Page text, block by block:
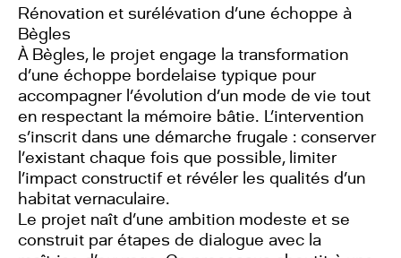
Rénovation et surélévation d’une échoppe à
Bègles
À Bègles, le projet engage la transformation
d’une échoppe bordelaise typique pour
accompagner l’évolution d’un mode de vie tout
en respectant la mémoire bâtie. L’intervention
s’inscrit dans une démarche frugale : conserver
l’existant chaque fois que possible, limiter
l’impact constructif et révéler les qualités d’un
habitat vernaculaire.
Le projet naît d’une ambition modeste et se
construit par étapes de dialogue avec la